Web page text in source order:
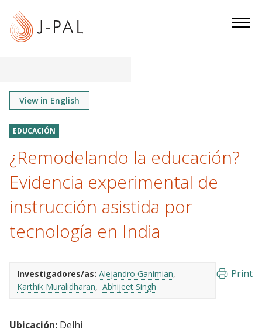
View in English
EDUCACIÓN
¿Remodelando la educación?
Evidencia experimental de
instrucción asistida por
tecnología en India
Investigadores/as: Alejandro Ganimian
Karthik Muralidharan
Abhijeet Singh
Print
Ubicación: Delhi